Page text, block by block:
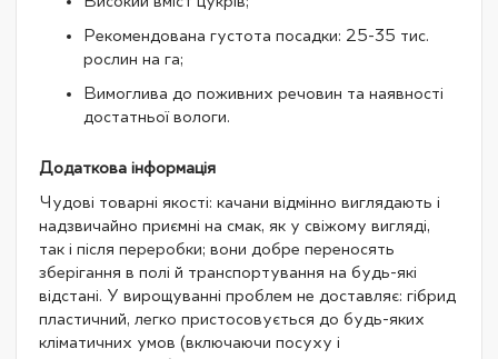
Рекомендована густота посадки: 25-35 тис.
рослин на га;
Вимоглива до поживних речовин та наявності
достатньої вологи.
Додаткова інформація
Чудові товарні якості: качани відмінно виглядають і
надзвичайно приємні на смак, як у свіжому вигляді,
так і після переробки; вони добре переносять
зберігання в полі й транспортування на будь-які
відстані. У вирощуванні проблем не доставляє: гібрид
пластичний, легко пристосовується до будь-яких
кліматичних умов (включаючи посуху і